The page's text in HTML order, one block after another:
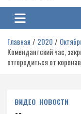
Главная 2020
Комендантский час,
отгородиться от
ВИДЕО НОВОСТИ